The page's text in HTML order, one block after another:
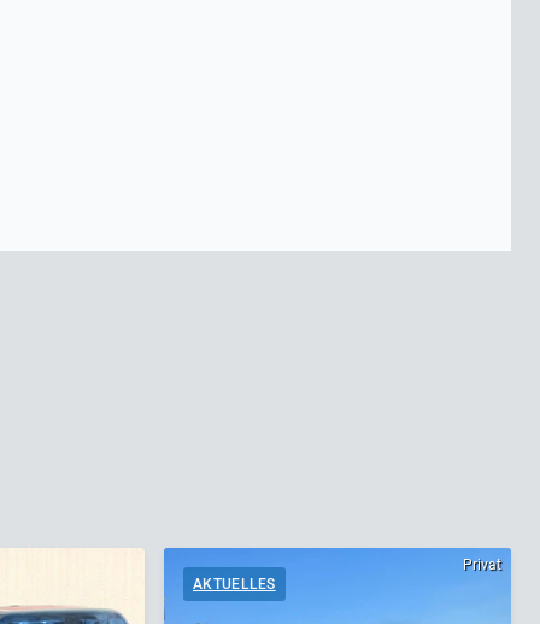
Privat
AKTUELLES